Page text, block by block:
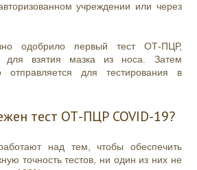
учреждении или через
одобрило первый тест ОТ-ПЦР,
для взятия мазка из носа. Затем
отправляется для тестирования в
тест ОТ-ПЦР COVID-19?
над тем, чтобы обеспечить
точность тестов, ни один из них не